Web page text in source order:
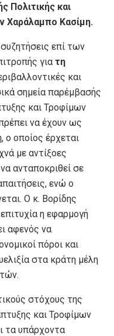
Πολιτικής και
Χαράλαμπο Κασίμη.
επί των
για τη
και
σημεία παρέμβασής
και Τροφίμων
να έχουν ως
ο οποίος έρχεται
με αντίξοες
ανταποκριθεί σε
ενώ ο
Ο κ. Βορίδης
η εφαρμογή
αφενός να
πόροι και
στα κράτη μέλη
στόχους της
και Τροφίμων
τα υπάρχοντα